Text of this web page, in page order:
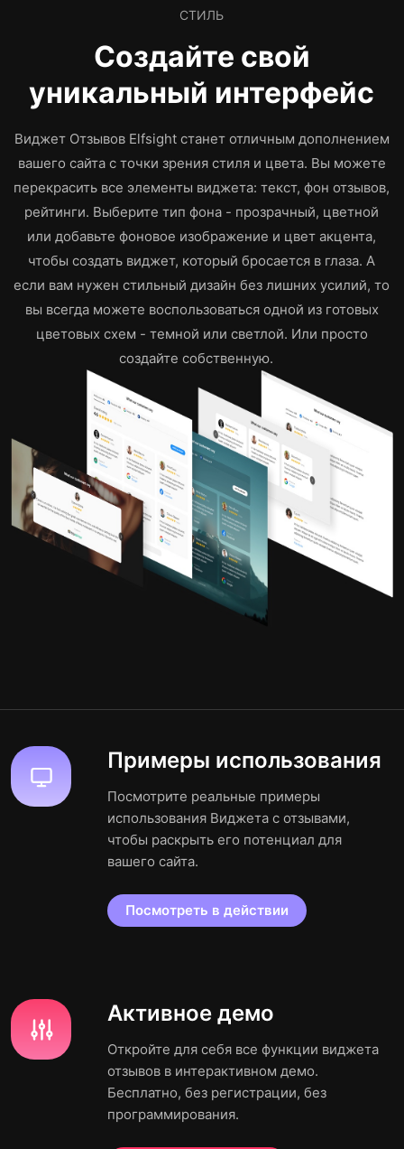
СТИЛЬ
Создайте свой
уникальный интерфейс
Виджет Отзывов Elfsight станет отличным дополнением
вашего сайта с точки зрения стиля и цвета. Вы можете
перекрасить все элементы виджета: текст, фон отзывов,
рейтинги. Выберите тип фона - прозрачный, цветной
или добавьте фоновое изображение и цвет акцента,
чтобы создать виджет, который бросается в глаза. А
если вам нужен стильный дизайн без лишних усилий, то
вы всегда можете воспользоваться одной из готовых
цветовых схем - темной или светлой. Или просто
создайте собственную.
Примеры использования
Посмотрите реальные примеры
использования Виджета с отзывами,
чтобы раскрыть его потенциал для
вашего сайта.
Посмотреть в действии
Активное демо
Откройте для себя все функции виджета
отзывов в интерактивном демо.
Бесплатно, без регистрации, без
программирования.